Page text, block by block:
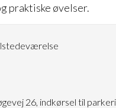
praktiske øvelser.
26, indkørsel til